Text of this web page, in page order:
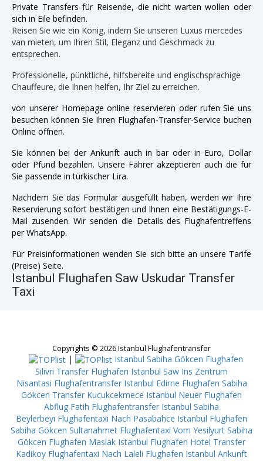
Private Transfers für Reisende, die nicht warten wollen oder
sich in Eile befinden.
Reisen Sie wie ein König, indem Sie unseren Luxus mercedes
van mieten, um Ihren Stil, Eleganz und Geschmack zu
entsprechen.
Professionelle, pünktliche, hilfsbereite und englischsprachige
Chauffeure, die Ihnen helfen, Ihr Ziel zu erreichen.
von unserer Homepage online reservieren oder rufen Sie uns
besuchen können Sie Ihren Flughafen-Transfer-Service buchen
Online öffnen.
Sie können bei der Ankunft auch in bar oder in Euro, Dollar
oder Pfund bezahlen. Unsere Fahrer akzeptieren auch die für
Sie passende in türkischer Lira.
Nachdem Sie das Formular ausgefüllt haben, werden wir Ihre
Reservierung sofort bestätigen und Ihnen eine Bestätigungs-E-
Mail zusenden. Wir senden die Details des Flughafentreffens
per WhatsApp.
Für Preisinformationen wenden Sie sich bitte an unsere Tarife
(Preise) Seite.
Istanbul Flughafen Saw Uskudar Transfer
Taxi
Copyrights © 2026 Istanbul Flughafentransfer
|
Istanbul Sabiha Gökcen Flughafen
Silivri Transfer Flughafen Istanbul Saw Ins Zentrum
Nisantasi Flughafentransfer Istanbul Edirne Flughafen Sabiha
Gökcen Transfer Kucukcekmece Istanbul Neuer Flughafen
Abflug Fatih Flughafentransfer Istanbul Sabiha
Beylerbeyi Flughafentaxi Nach Pasabahce Istanbul Flughafen
Sabiha Gökcen Sultanahmet Flughafentaxi Vom Yesilyurt Sabiha
Gökcen Flughafen Maslak Istanbul Flughafen Hotel Transfer
Kadikoy Flughafentaxi Nach Laleli Flughafen Istanbul Ankunft